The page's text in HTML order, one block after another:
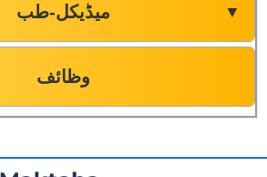
میڈیکل-طب ▼
وظائف